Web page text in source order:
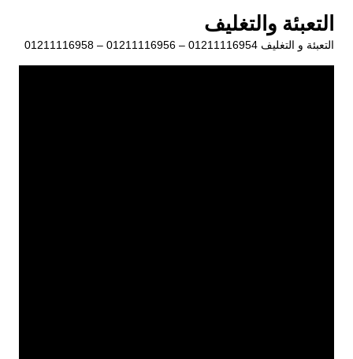
المحتوى
التعبئة والتغليف
التعبئة و التغليف 01211116954 – 01211116956 – 01211116958